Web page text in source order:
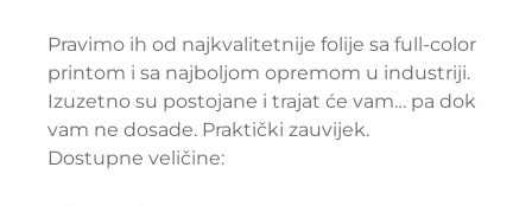
Pravimo ih od najkvalitetnije folije sa full-color
printom i sa najboljom opremom u industriji.
Izuzetno su postojane i trajat će vam… pa dok
vam ne dosade. Praktički zauvijek.
Dostupne veličine: